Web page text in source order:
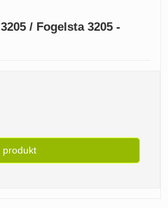
/ Fogelsta 3205 -
produkt